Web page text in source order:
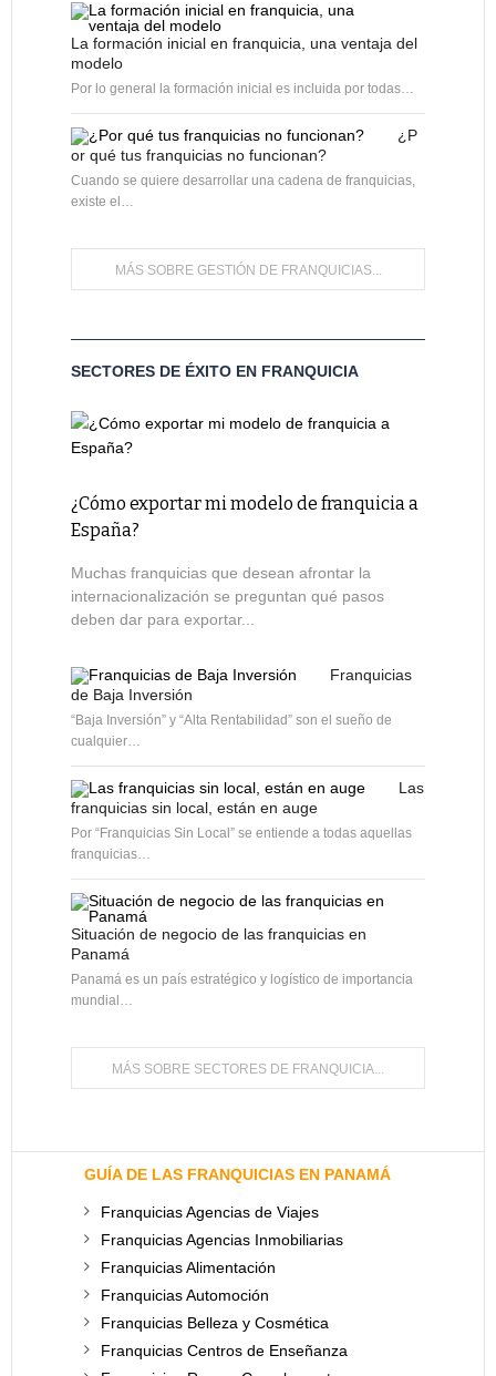
La formación inicial en franquicia, una ventaja del
modelo
Por lo general la formación inicial es incluida por todas…
¿P
or qué tus franquicias no funcionan?
Cuando se quiere desarrollar una cadena de franquicias,
existe el…
MÁS SOBRE GESTIÓN DE FRANQUICIAS...
SECTORES DE ÉXITO EN FRANQUICIA
¿Cómo exportar mi modelo de franquicia a
España?
Muchas franquicias que desean afrontar la
internacionalización se preguntan qué pasos
deben dar para exportar...
Franquicias
de Baja Inversión
“Baja Inversión” y “Alta Rentabilidad” son el sueño de
cualquier…
Las
franquicias sin local, están en auge
Por “Franquicias Sin Local” se entiende a todas aquellas
franquicias…
Situación de negocio de las franquicias en
Panamá
Panamá es un país estratégico y logístico de importancia
mundial…
MÁS SOBRE SECTORES DE FRANQUICIA...
GUÍA DE LAS FRANQUICIAS EN PANAMÁ
Franquicias Agencias de Viajes
Franquicias Agencias Inmobiliarias
Franquicias Alimentación
Franquicias Automoción
Franquicias Belleza y Cosmética
Franquicias Centros de Enseñanza